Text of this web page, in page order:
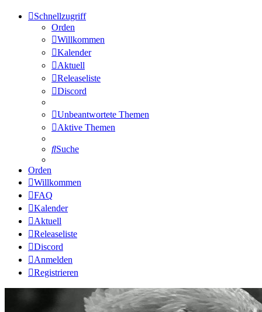
Schnellzugriff
Orden
Willkommen
Kalender
Aktuell
Releaseliste
Discord
Unbeantwortete Themen
Aktive Themen
Suche
Orden
Willkommen
FAQ
Kalender
Aktuell
Releaseliste
Discord
Anmelden
Registrieren